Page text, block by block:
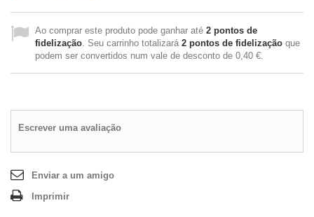
Ao comprar este produto pode ganhar até 2 pontos de
fidelização. Seu carrinho totalizará 2 pontos de fidelização que
podem ser convertidos num vale de desconto de 0,40 €.
Escrever uma avaliação
Enviar a um amigo
Imprimir